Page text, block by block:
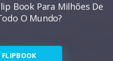
Book Para Milhões De
O Mundo?